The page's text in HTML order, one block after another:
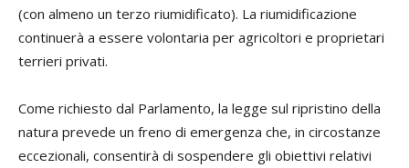
(con almeno un terzo riumidificato). La riumidificazione
continuerà a essere volontaria per agricoltori e proprietari
terrieri privati.
Come richiesto dal Parlamento, la legge sul ripristino della
natura prevede un freno di emergenza che, in circostanze
eccezionali, consentirà di sospendere gli obiettivi relativi